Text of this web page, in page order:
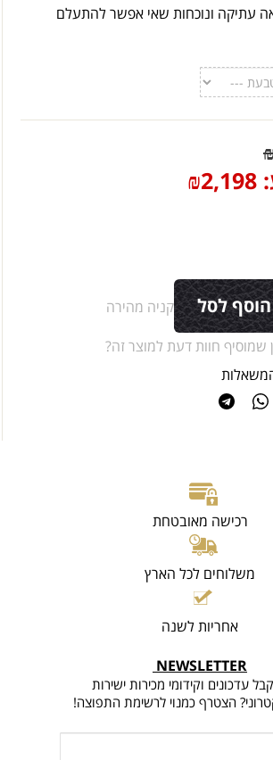
עתיקה ונוכחות שאי אפשר להתעלם
₪2,198
הוסף לסל
קניה מהירה
שמוסיף חוות דעת למוצר זה?
רכישה מאובטחת
משלוחים לכל הארץ
אחריות לשנה
NEWSLETTER
עדכונים וקידומי מכירות ישירות
הצטרף כמנוי לרשימת התפוצה!